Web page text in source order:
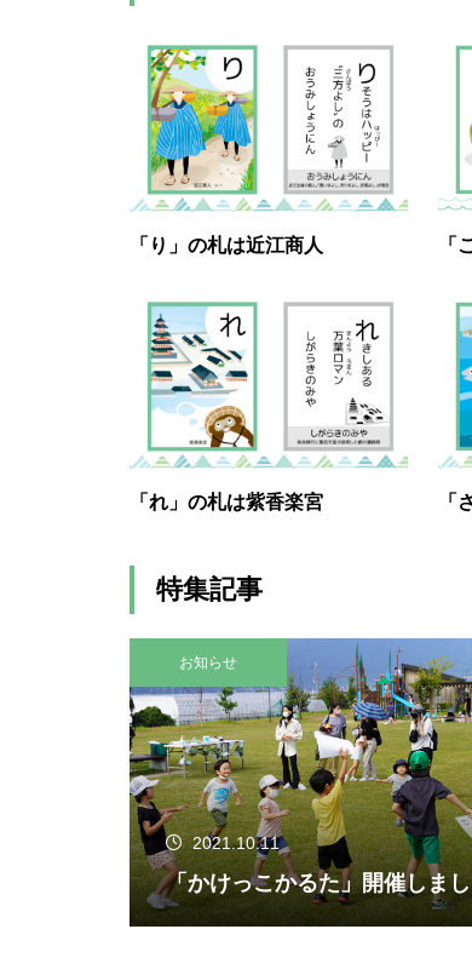
「り」の札は近江商人 「
「れ」の札は紫香楽宮 「
特集記事
お知らせ
2021.10.11
「かけっこかるた」開催しま